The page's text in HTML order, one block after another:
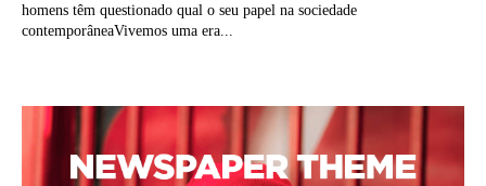
homens têm questionado qual o seu papel na sociedade
contemporâneaVivemos uma era...